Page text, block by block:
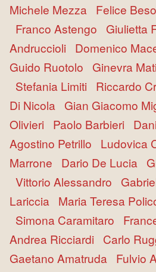
Michele Mezza Felice
Franco Astengo
Giulietta
Andruccioli Domenico
Guido Ruotolo
Ginevra
Stefania Limiti Riccardo
Di Nicola Gian Giacomo
Olivieri Paolo Barbieri
Agostino Petrillo
Ludovica
Marrone
Dario De Lucia
Vittorio Alessandro
Lariccia Maria Teresa
Simona Caramitaro
Andrea Ricciardi Carlo
Gaetano Amatruda Fulvio